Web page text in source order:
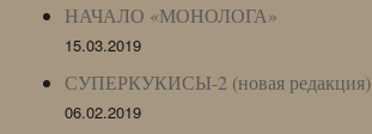
НАЧАЛО «МОНОЛОГА»
15.03.2019
СУПЕРКУКИСЫ-2 (новая редакция)
06.02.2019